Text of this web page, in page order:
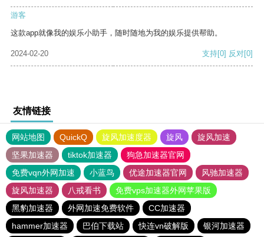
游客
这款app就像我的娱乐小助手，随时随地为我的娱乐提供帮助。
2024-02-20 支持[0] 反对[0]
友情链接
网站地图 QuickQ 旋风加速度器 旋风
旋风加速
坚果加速器
tiktok加速器
狗急加速器官网
免费vqn外网加速
小蓝鸟 优途加速器官网
风驰加速器
旋风加速器
八戒看书
免费vps加速器外网苹果版
黑豹加速器
外网加速免费软件
CC加速器
hammer加速器
巴伯下载站 快连vn破解版
银河加速器